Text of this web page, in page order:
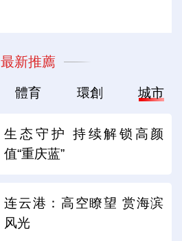
最新推薦
體育 環創 城市
生态守护 持续解锁高颜
值“重庆蓝”
连云港：高空瞭望 赏海滨
风光